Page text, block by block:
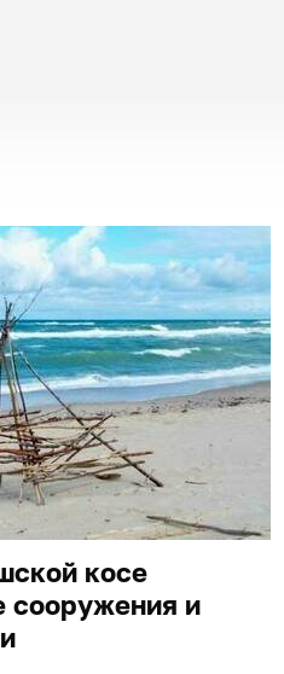
косе
сооружения и